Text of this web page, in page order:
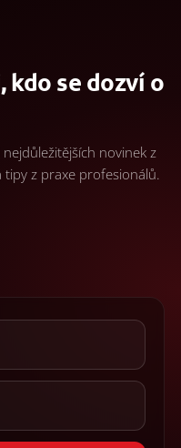
kdo se dozví o
novinek z
z praxe profesionálů.